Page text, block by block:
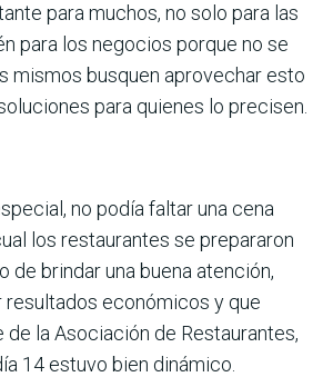
para muchos, no solo para las
para los negocios porque no se
mismos busquen aprovechar esto
para quienes lo precisen.
no podía faltar una cena
los restaurantes se prepararon
de brindar una buena atención,
resultados económicos y que
la Asociación de Restaurantes,
14 estuvo bien dinámico.